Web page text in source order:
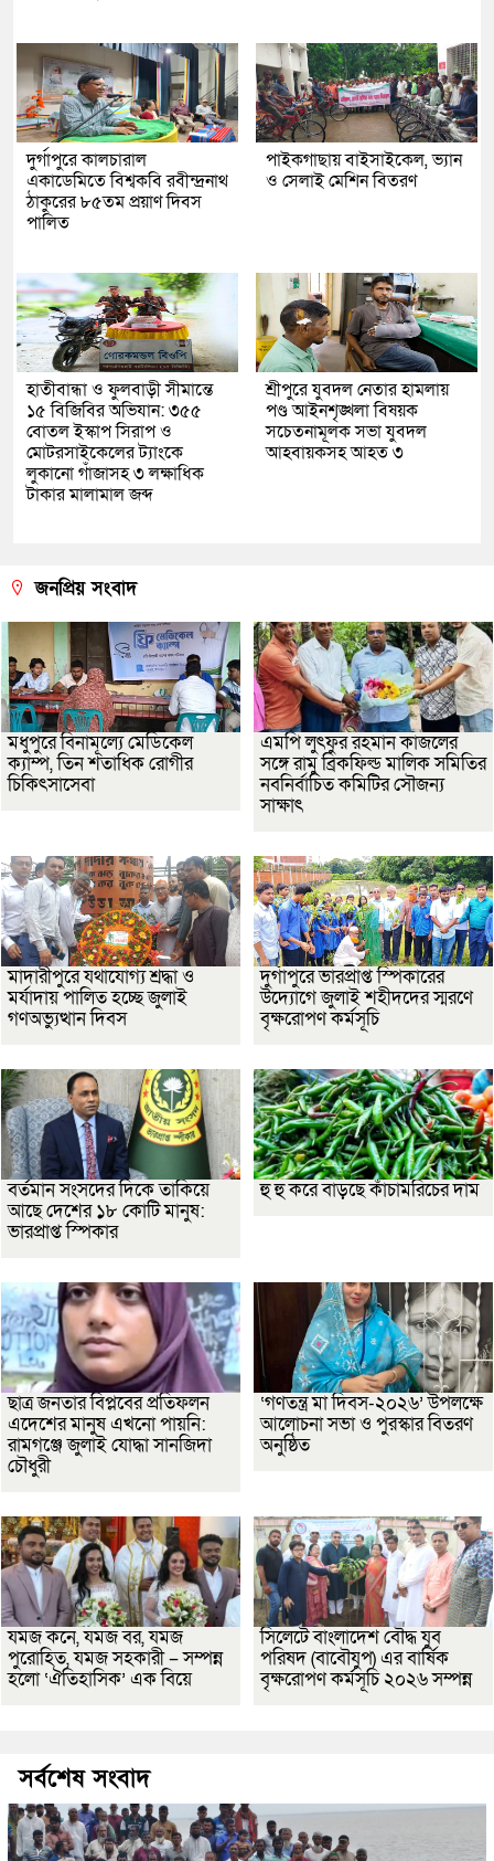
দুর্গাপুরে কালচারাল
একাডেমিতে বিশ্বকবি রবীন্দ্রনাথ
ঠাকুরের ৮৫তম প্রয়াণ দিবস
পালিত
পাইকগাছায় বাইসাইকেল, ভ্যান
ও সেলাই মেশিন বিতরণ
হাতীবান্ধা ও ফুলবাড়ী সীমান্তে
১৫ বিজিবির অভিযান: ৩৫৫
বোতল ইস্কাপ সিরাপ ও
মোটরসাইকেলের ট্যাংকে
লুকানো গাঁজাসহ ৩ লক্ষাধিক
টাকার মালামাল জব্দ
শ্রীপুরে যুবদল নেতার হামলায়
পণ্ড আইনশৃঙ্খলা বিষয়ক
সচেতনামূলক সভা যুবদল
আহবায়কসহ আহত ৩
জনপ্রিয় সংবাদ
মধুপুরে বিনামূল্যে মেডিকেল
ক্যাম্প, তিন শতাধিক রোগীর
চিকিৎসাসেবা
এমপি লুৎফুর রহমান কাজলের
সঙ্গে রামু ব্রিকফিল্ড মালিক সমিতির
নবনির্বাচিত কমিটির সৌজন্য
সাক্ষাৎ
মাদারীপুরে যথাযোগ্য শ্রদ্ধা ও
মর্যাদায় পালিত হচ্ছে জুলাই
গণঅভ্যুত্থান দিবস
দুর্গাপুরে ভারপ্রাপ্ত স্পিকারের
উদ্যোগে জুলাই শহীদদের স্মরণে
বৃক্ষরোপণ কর্মসূচি
বর্তমান সংসদের দিকে তাকিয়ে
আছে দেশের ১৮ কোটি মানুষ:
ভারপ্রাপ্ত স্পিকার
হু হু করে বাড়ছে কাঁচামরিচের দাম
ছাত্র জনতার বিপ্লবের প্রতিফলন
এদেশের মানুষ এখনো পায়নি:
রামগঞ্জে জুলাই যোদ্ধা সানজিদা
চৌধুরী
‘গণতন্ত্র মা দিবস-২০২৬’ উপলক্ষে
আলোচনা সভা ও পুরস্কার বিতরণ
অনুষ্ঠিত
যমজ কনে, যমজ বর, যমজ
পুরোহিত, যমজ সহকারী – সম্পন্ন
হলো ‘ঐতিহাসিক’ এক বিয়ে
সিলেটে বাংলাদেশ বৌদ্ধ যুব
পরিষদ (বাবৌযুপ) এর বার্ষিক
বৃক্ষরোপণ কর্মসূচি ২০২৬ সম্পন্ন
সর্বশেষ সংবাদ